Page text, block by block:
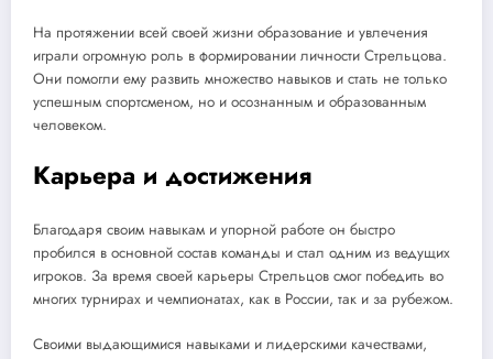
На протяжении всей своей жизни образование и увлечения
играли огромную роль в формировании личности Стрельцова.
Они помогли ему развить множество навыков и стать не только
успешным спортсменом, но и осознанным и образованным
человеком.
Карьера и достижения
Благодаря своим навыкам и упорной работе он быстро
пробился в основной состав команды и стал одним из ведущих
игроков. За время своей карьеры Стрельцов смог победить во
многих турнирах и чемпионатах, как в России, так и за рубежом.
Своими выдающимися навыками и лидерскими качествами,